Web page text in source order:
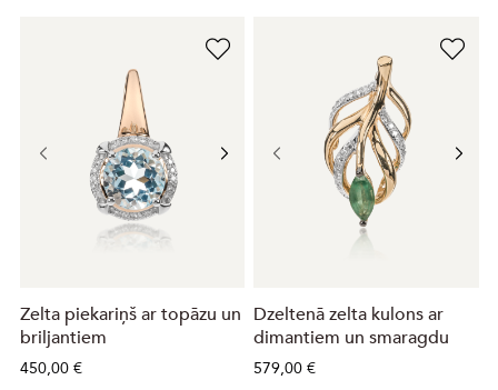
Zelta piekariņš ar topāzu un
briljantiem
450,00 €
Dzeltenā zelta kulons ar
dimantiem un smaragdu
579,00 €